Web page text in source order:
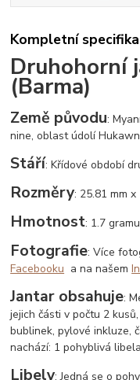
Kompletní
Druhohorní
(Barma)
Země původu:
nine, oblast údolí
Stáří: Křídové období
Rozměry: 25.81 mm x
Hmotnost: 1.7 gramu
Fotografie: Více
Facebooku a na našem
Jantar obsahuje:
jejich části v počtu 2
bublinek, pylové inkluze,
nachází: 1 pohyblivá
Libely: Jedná se o